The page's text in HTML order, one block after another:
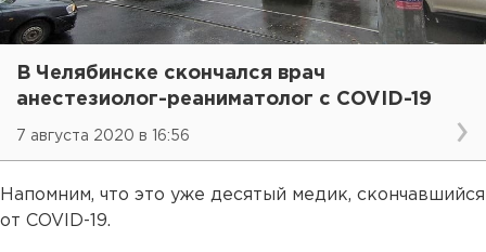
В Челябинске скончался врач
анестезиолог-реаниматолог с COVID-19
7 августа 2020 в 16:56
Напомним, что это уже десятый медик, скончавшийся
от COVID-19.